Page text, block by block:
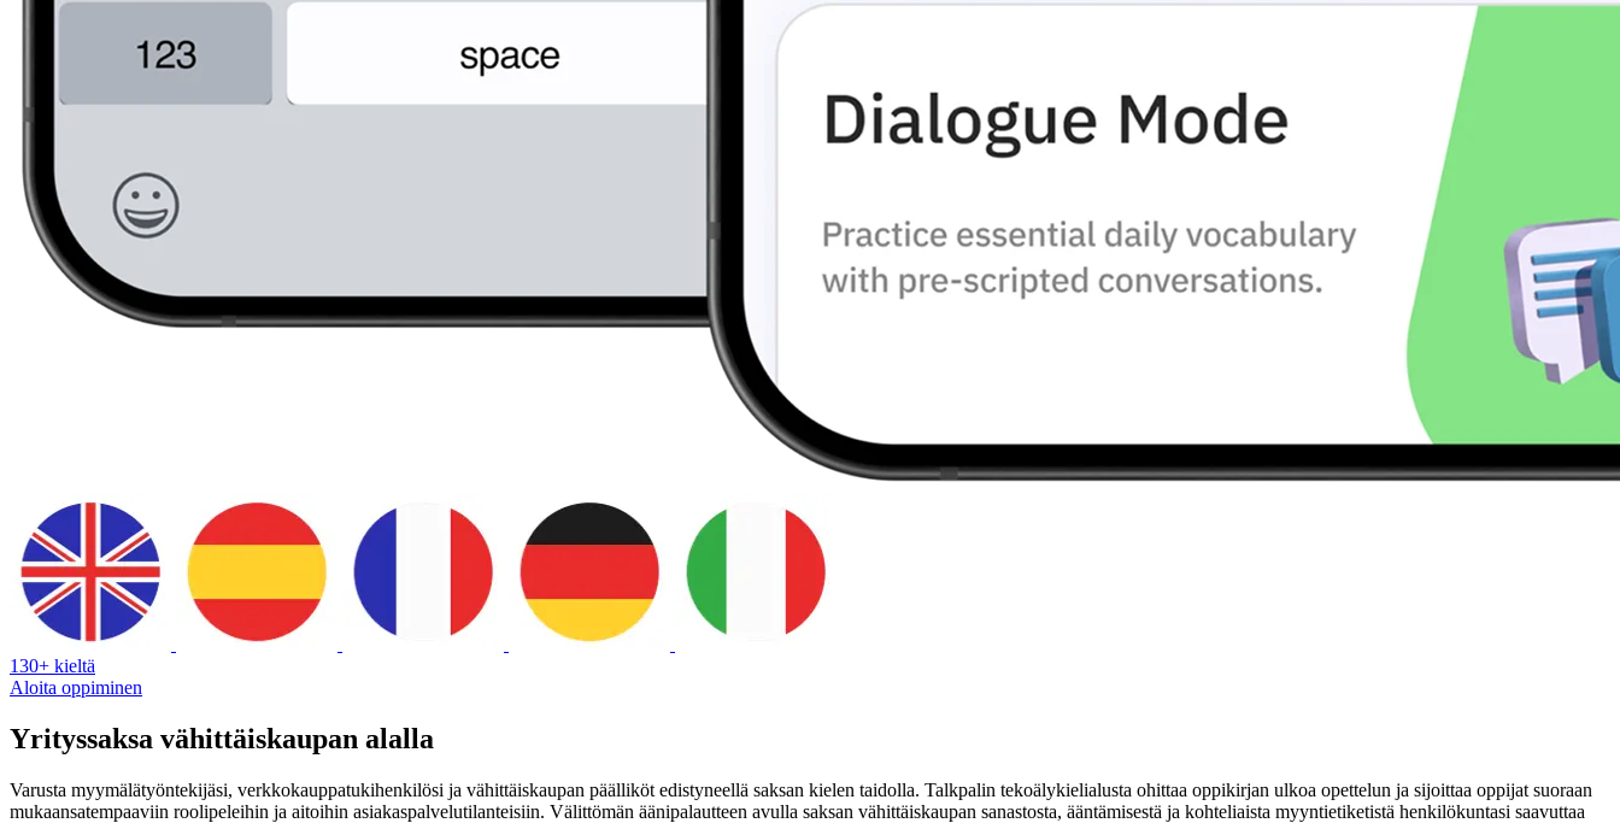
130+ kieltä
Aloita oppiminen
Yrityssaksa vähittäiskaupan alalla
Varusta myymälätyöntekijäsi, verkkokauppatukihenkilösi ja vähittäiskaupan päälliköt edistyneellä saksan kielen taidolla. Talkpalin tekoälykielialusta ohittaa oppikirjan ulkoa opettelun ja sijoittaa oppijat suoraan
mukaansatempaaviin roolipeleihin ja aitoihin asiakaspalvelutilanteisiin. Välittömän äänipalautteen avulla saksan vähittäiskaupan sanastosta, ääntämisestä ja kohteliaista myyntietiketistä henkilökuntasi saavuttaa